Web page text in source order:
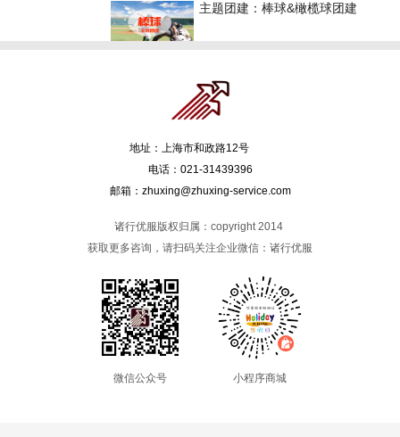
主题团建：棒球&橄榄球团建
主题团建：团队帆船
了解详情 >
地址：上海市和政路12号
电话：021-31439396
邮箱：zhuxing@zhuxing-service.com
诸行优服版权归属：copyright 2014
获取更多咨询，请扫码关注企业微信：诸行优服
微信公众号 小程序商城